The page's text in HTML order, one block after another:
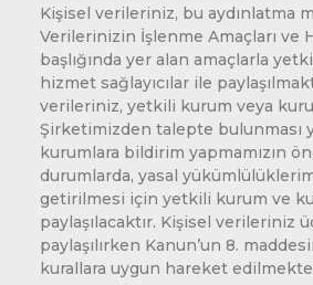
Kişisel verileriniz, bu aydınlatma
Verilerinizin İşlenme Amaçları ve
başlığında yer alan amaçlarla
hizmet sağlayıcılar ile
verileriniz, yetkili kurum veya
Şirketimizden talepte bulunması
kurumlara bildirim yapmamızın
durumlarda, yasal
getirilmesi için yetkili kurum ve
paylaşılacaktır. Kişisel verileriniz
paylaşılırken Kanun’un 8.
kurallara uygun hareket